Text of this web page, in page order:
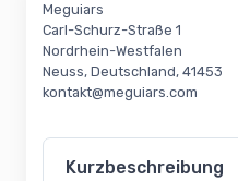
Meguiars
Carl-Schurz-Straße 1
Nordrhein-Westfalen
Neuss, Deutschland, 41453
kontakt@meguiars.com
Kurzbeschreibung